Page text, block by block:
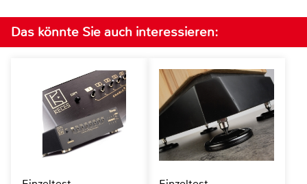
Das könnte Sie auch interessieren: